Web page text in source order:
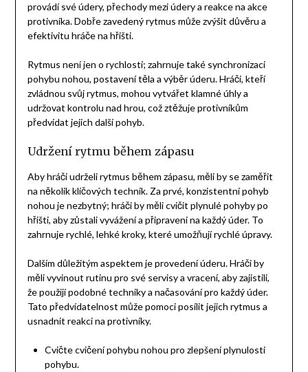
provádí své údery, přechody mezi údery a reakce na akce
protivníka. Dobře zavedený rytmus může zvýšit důvěru a
efektivitu hráče na hřišti.
Rytmus není jen o rychlosti; zahrnuje také synchronizaci
pohybu nohou, postavení těla a výběr úderu. Hráči, kteří
zvládnou svůj rytmus, mohou vytvářet klamné úhly a
udržovat kontrolu nad hrou, což ztěžuje protivníkům
předvídat jejich další pohyb.
Udržení rytmu během zápasu
Aby hráči udrželi rytmus během zápasu, měli by se zaměřit
na několik klíčových technik. Za prvé, konzistentní pohyb
nohou je nezbytný; hráči by měli cvičit plynulé pohyby po
hřišti, aby zůstali vyvážení a připraveni na každý úder. To
zahrnuje rychlé, lehké kroky, které umožňují rychlé úpravy.
Dalším důležitým aspektem je provedení úderu. Hráči by
měli vyvinout rutinu pro své servisy a vracení, aby zajistili,
že použijí podobné techniky a načasování pro každý úder.
Tato předvídatelnost může pomoci posílit jejich rytmus a
usnadnit reakci na protivníky.
Cvičte cvičení pohybu nohou pro zlepšení plynulosti
pohybu.